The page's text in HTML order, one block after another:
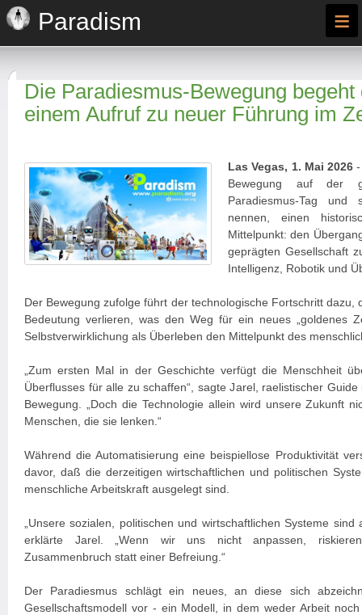
Paradism ≡
Die Paradiesmus-Bewegung
einem Aufruf zu neuer Führung im
Las Vegas, 1. Mai 2026
Bewegung auf der
Paradiesmus-Tag
nennen, einen
Mittelpunkt: den
geprägten Gesellschaft
Intelligenz, Robotik und
Der Bewegung zufolge führt der technologische Fortschritt dazu,
Bedeutung verlieren, was den Weg für ein neues „goldenes
Selbstverwirklichung als Überleben den Mittelpunkt des
„Zum ersten Mal in der Geschichte verfügt die Menschheit
Überflusses für alle zu schaffen“, sagte Jarel, raelistischer
Bewegung. „Doch die Technologie allein wird unsere Zukunft
Menschen, die sie lenken.“
Während die Automatisierung eine beispiellose Produktivität
davor, daß die derzeitigen wirtschaftlichen und politischen
menschliche Arbeitskraft ausgelegt sind.
„Unsere sozialen, politischen und wirtschaftlichen Systeme sind
erklärte Jarel. „Wenn wir uns nicht anpassen,
Zusammenbruch statt einer Befreiung.“
Der Paradiesmus schlägt ein neues, an diese sich
Gesellschaftsmodell vor - ein Modell, in dem weder Arbeit